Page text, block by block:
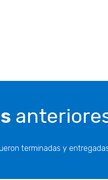
terminadas y